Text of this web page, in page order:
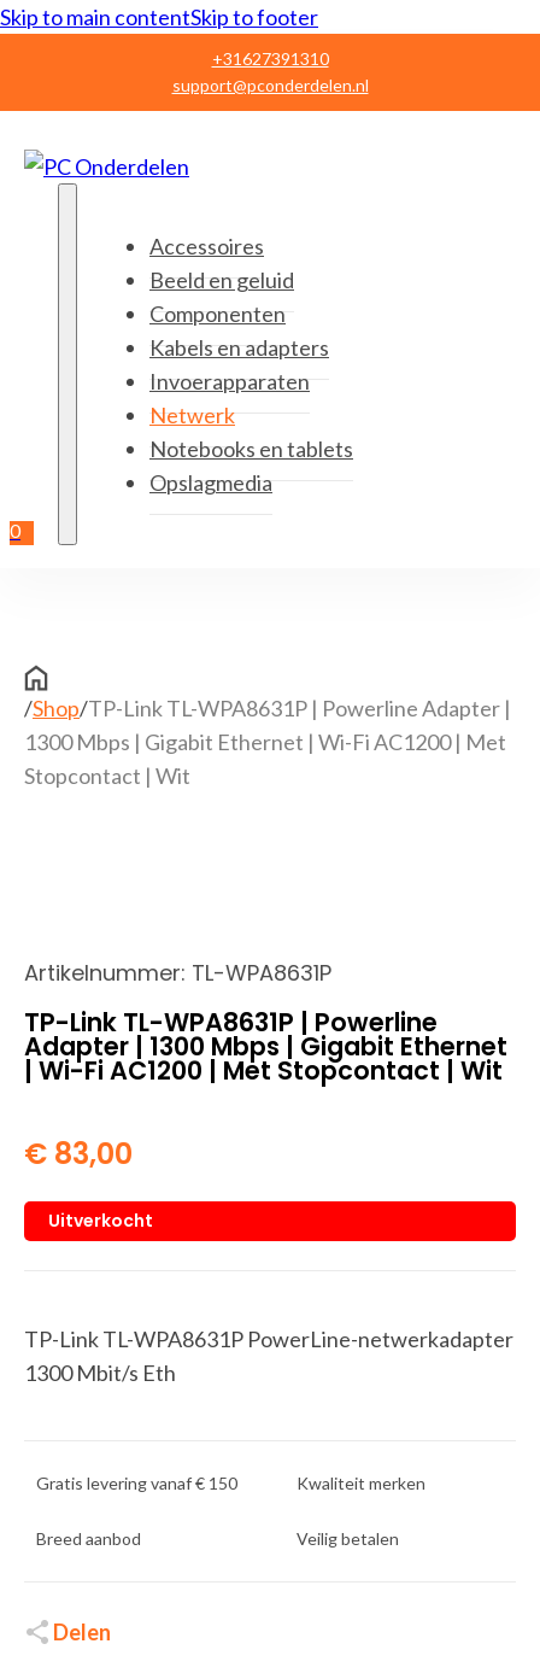
Skip to main contentSkip to footer
+31627391310
support@pconderdelen.nl
0
Accessoires
Beeld en geluid
Componenten
Kabels en adapters
Invoerapparaten
Netwerk
Notebooks en tablets
Opslagmedia
/Shop/TP-Link TL-WPA8631P | Powerline Adapter |
1300 Mbps | Gigabit Ethernet | Wi-Fi AC1200 | Met
Stopcontact | Wit
Artikelnummer: TL-WPA8631P
TP-Link TL-WPA8631P | Powerline
Adapter | 1300 Mbps | Gigabit Ethernet
| Wi-Fi AC1200 | Met Stopcontact | Wit
€ 83,00
Uitverkocht
TP-Link TL-WPA8631P PowerLine-netwerkadapter
1300 Mbit/s Eth
Gratis levering vanaf € 150 Kwaliteit merken
Breed aanbod Veilig betalen
Delen